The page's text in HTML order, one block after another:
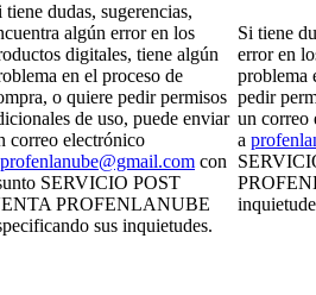
tiene dudas, sugerencias,
algún error en los
digitales, tiene algún
en el proceso de
o quiere pedir permisos
de uso, puede enviar
correo electrónico
profenlanube@gmail.com con
SERVICIO POST
PROFENLANUBE
sus inquietudes.
Si tiene
error en
problema
pedir
un correo
a